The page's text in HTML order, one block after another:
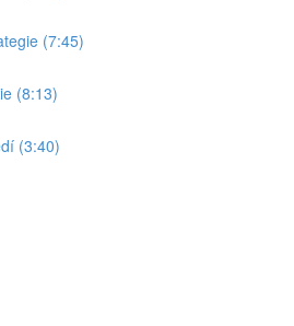
(7:45)
(8:13)
(3:40)